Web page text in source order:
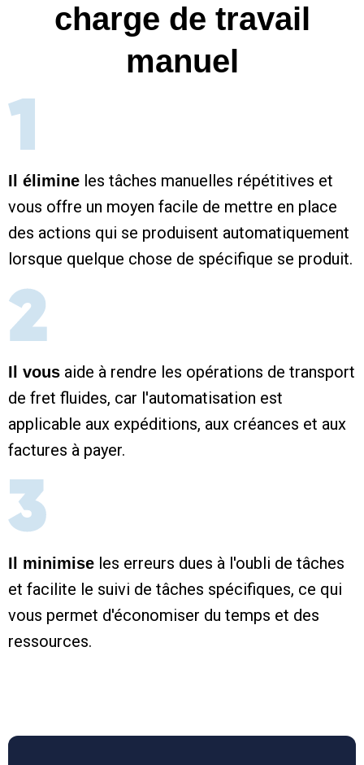
charge de travail
manuel
Il élimine les tâches manuelles répétitives et
vous offre un moyen facile de mettre en place
des actions qui se produisent automatiquement
lorsque quelque chose de spécifique se produit.
Il vous aide à rendre les opérations de transport
de fret fluides, car l'automatisation est
applicable aux expéditions, aux créances et aux
factures à payer.
Il minimise les erreurs dues à l'oubli de tâches
et facilite le suivi de tâches spécifiques, ce qui
vous permet d'économiser du temps et des
ressources.